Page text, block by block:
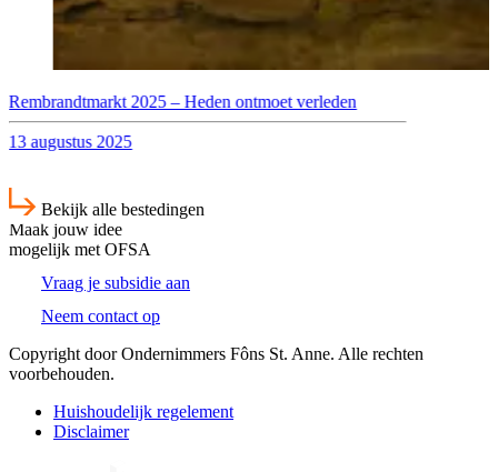
Rembrandtmarkt 2025 – Heden ontmoet verleden
13 augustus 2025
Bekijk alle bestedingen
Maak jouw idee
mogelijk met OFSA
Vraag je subsidie aan
Neem contact op
Copyright door Ondernimmers Fôns St. Anne. Alle rechten
voorbehouden.
Huishoudelijk regelement
Disclaimer